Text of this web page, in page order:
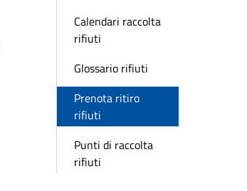
Calendari raccolta
rifiuti
Glossario rifiuti
Prenota ritiro
rifiuti
Punti di raccolta
rifiuti